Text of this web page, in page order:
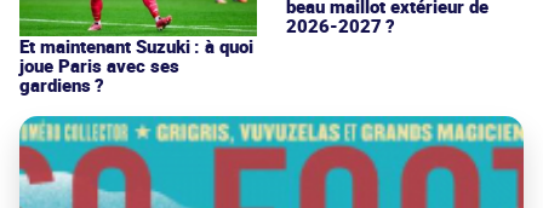
Et maintenant Suzuki : à quoi
joue Paris avec ses
gardiens ?
beau maillot extérieur de
2026-2027 ?